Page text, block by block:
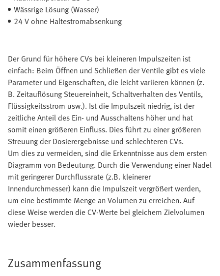
Wässrige Lösung (Wasser)
24 V ohne Haltestromabsenkung
Der Grund für höhere CVs bei kleineren Impulszeiten ist
einfach: Beim Öffnen und Schließen der Ventile gibt es viele
Parameter und Eigenschaften, die leicht variieren können (z.
B. Zeitauflösung Steuereinheit, Schaltverhalten des Ventils,
Flüssigkeitsstrom usw.). Ist die Impulszeit niedrig, ist der
zeitliche Anteil des Ein- und Ausschaltens höher und hat
somit einen größeren Einfluss. Dies führt zu einer größeren
Streuung der Dosierergebnisse und schlechteren CVs.
Um dies zu vermeiden, sind die Erkenntnisse aus dem ersten
Diagramm von Bedeutung. Durch die Verwendung einer Nadel
mit geringerer Durchflussrate (z.B. kleinerer
Innendurchmesser) kann die Impulszeit vergrößert werden,
um eine bestimmte Menge an Volumen zu erreichen. Auf
diese Weise werden die CV-Werte bei gleichem Zielvolumen
wieder besser.
Zusammenfassung